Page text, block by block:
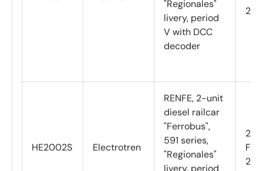
"Regionales"
livery, period
V with DCC
decoder
HE2002S Electrotren
RENFE, 2-unit
diesel railcar
"Ferrobus",
591 series,
"Regionales"
livery, period
24
Feb